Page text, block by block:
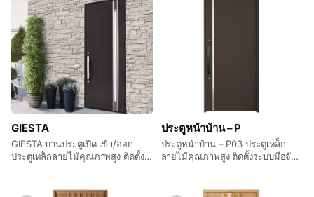
GIESTA
GIESTA บานประตูเปิด เข้า/ออก
ประตูเหล็กลายไม้คุณภาพสูง ติดตั้ง
สะดวกสบายแก่ทุกสมาชิกครอบครัว
ประตูหน้าบ้าน – P
ประตูหน้าบ้าน – P03 ประตูเหล็ก
ลายไม้คุณภาพสูง ติดตั้งระบบมือจับ
สมาชิกครอบครัวและผู้มาเยี่ยมเยือน